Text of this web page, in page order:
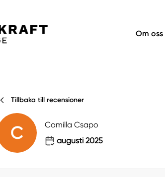
Om oss
Tillbaka till recensioner
C
Camilla Csapo
augusti 2025